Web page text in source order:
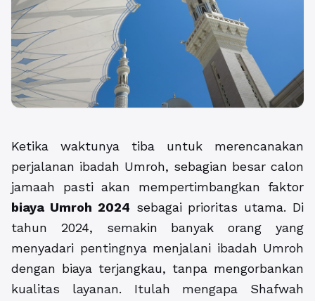
Ketika waktunya tiba untuk merencanakan
perjalanan ibadah Umroh, sebagian besar calon
jamaah pasti akan mempertimbangkan faktor
biaya Umroh 2024 sebagai prioritas utama. Di
tahun 2024, semakin banyak orang yang
menyadari pentingnya menjalani ibadah Umroh
dengan biaya terjangkau, tanpa mengorbankan
kualitas layanan. Itulah mengapa Shafwah